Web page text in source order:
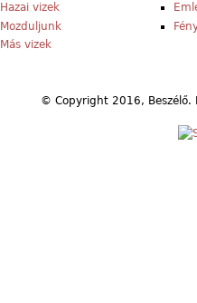
Hazai vizek
Mozduljunk
Más vizek
© Copyright 2016,